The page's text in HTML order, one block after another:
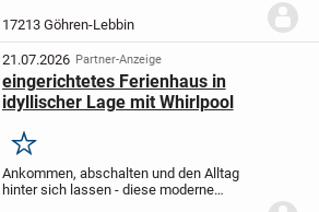
Urlaubsregionen Mecklenburgs verbindet.
Diese ansprechende Immobilie wurde im
Jahr 2000...
17213 Göhren-Lebbin
21.07.2026 Partner-Anzeige
eingerichtetes Ferienhaus in
idyllischer Lage mit Whirlpool
Merken
Ankommen, abschalten und den Alltag
hinter sich lassen - diese moderne